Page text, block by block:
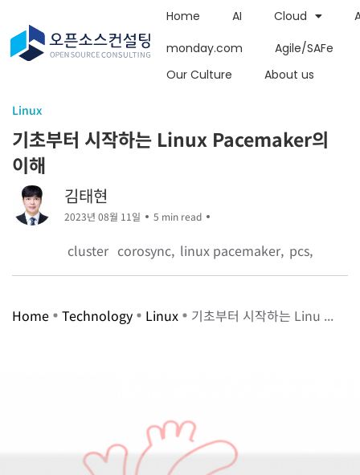
Home AI Cloud
monday.com
Agile/SAFe
Our Culture
About us
Linux
기초부터 시작하는 Linux Pacemaker의
이해
김태현
2023년 08월 11일 5 min read
cluster corosync linux pacemaker pcs
Home Technology Linux 기초부터 시작하는 Linu ...